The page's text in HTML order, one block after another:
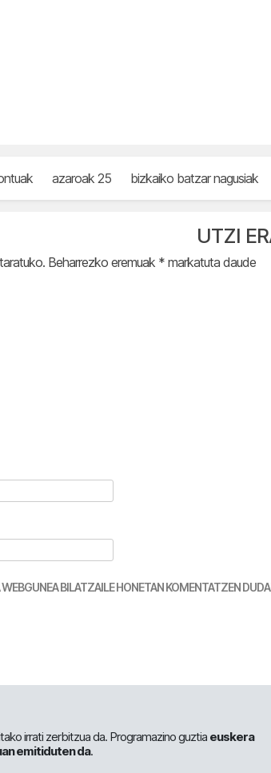
azaroak 25 bizkaiko batzar nagusiak
UTZI
Beharrezko eremuak * markatuta daude
WEBGUNEA BILATZAILE HONETAN KOMENTATZEN
irrati zerbitzua da. Programazino guztia euskera
emitiduten da.